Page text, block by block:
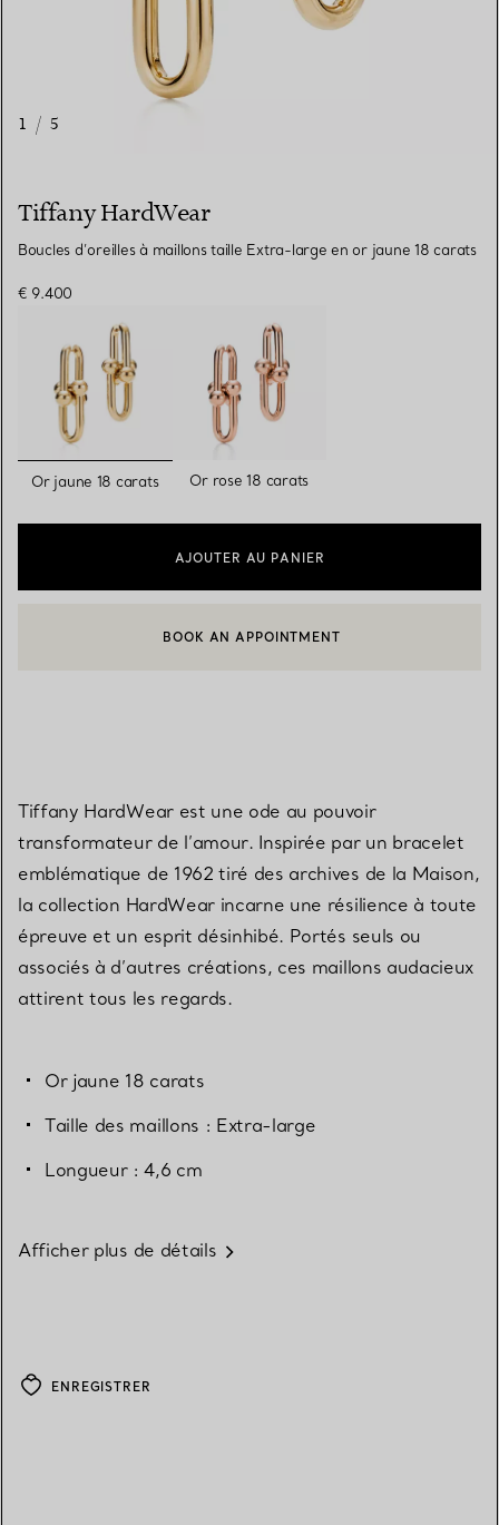
1 / 5
Tiffany HardWear
Boucles d’oreilles à maillons taille Extra-large en or jaune 18 carats
€ 9.400
sélectionnés
Or jaune 18 carats Or rose 18 carats
AJOUTER AU PANIER
CONTACTER UN CONSEILLER CLIENT OU PRENDRE RENDEZ-
BOOK AN APPOINTMENT
Tiffany HardWear est une ode au pouvoir
transformateur de l’amour. Inspirée par un bracelet
emblématique de 1962 tiré des archives de la Maison,
la collection HardWear incarne une résilience à toute
épreuve et un esprit désinhibé. Portés seuls ou
associés à d’autres créations, ces maillons audacieux
attirent tous les regards.
Or jaune 18 carats
Taille des maillons : Extra-large
Longueur : 4,6 cm
Afficher plus de détails
ENREGISTRER